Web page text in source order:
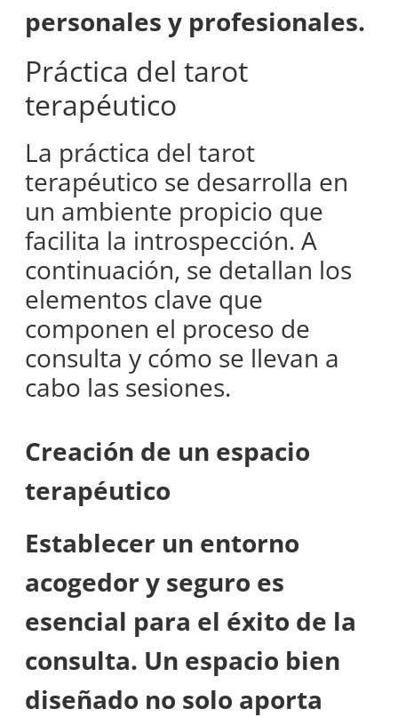
personales y profesionales.
Práctica del tarot
terapéutico
La práctica del tarot
terapéutico se desarrolla en
un ambiente propicio que
facilita la introspección. A
continuación, se detallan los
elementos clave que
componen el proceso de
consulta y cómo se llevan a
cabo las sesiones.
Creación de un espacio
terapéutico
Establecer un entorno
acogedor y seguro es
esencial para el éxito de la
consulta. Un espacio bien
diseñado no solo aporta